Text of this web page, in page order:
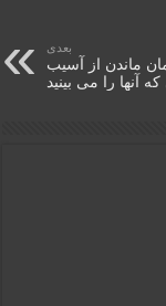
بعدی
ماندن از آسیب
آنها را می بینید